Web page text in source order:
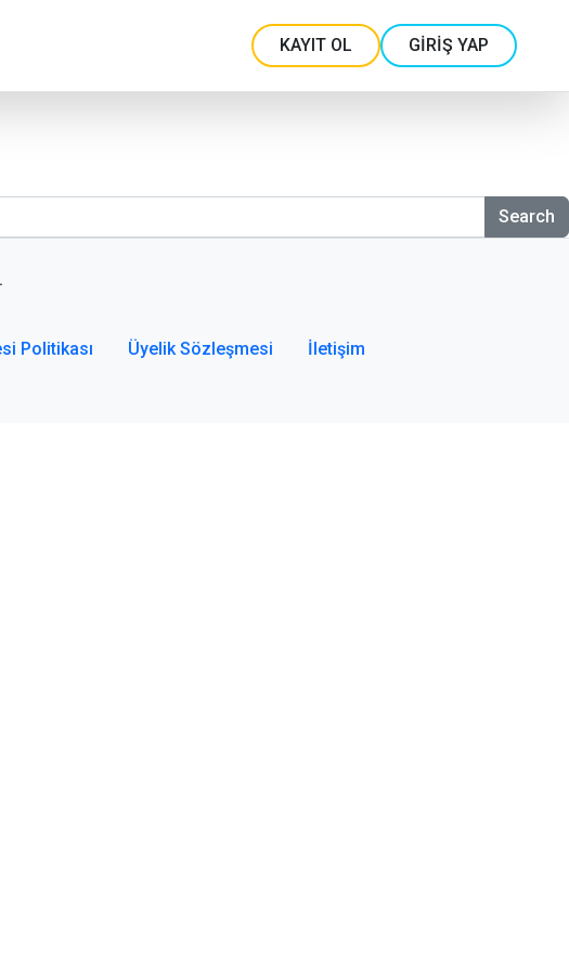
KAYIT OL GİRİŞ YAP
Search
Politikası Üyelik Sözleşmesi İletişim